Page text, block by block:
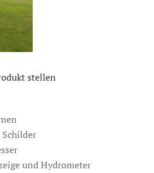
stellen
und Hydrometer